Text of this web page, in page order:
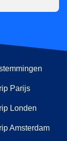
Parijs
Londen
Amsterdam